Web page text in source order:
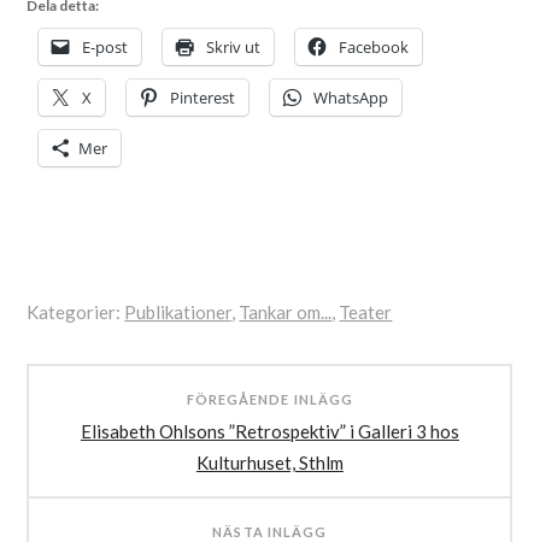
Dela detta:
E-post Skriv ut Facebook
X Pinterest WhatsApp
Mer
Kategorier: Publikationer, Tankar om..., Teater
Närebo
FÖREGÅENDE INLÄGG
Elisabeth Ohlsons ”Retrospektiv” i Galleri 3 hos
Kulturhuset, Sthlm
NÄSTA INLÄGG